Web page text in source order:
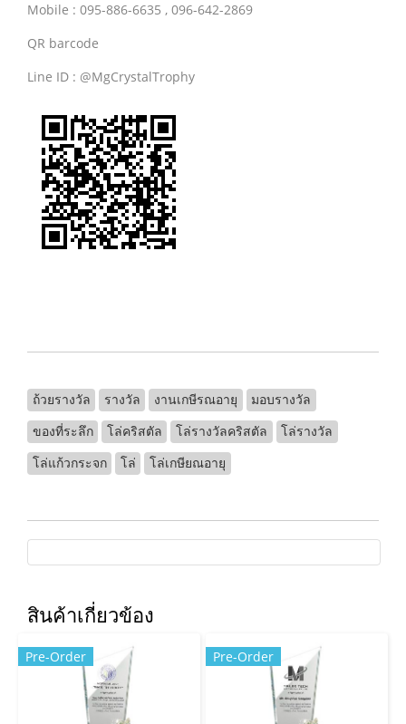
Mobile : 095-886-6635 , 096-642-2869
QR barcode
Line ID : @MgCrystalTrophy
ถ้วยรางวัล รางวัล งานเกษีรณอายุ
มอบรางวัล
ของที่ระลึก
โล่คริสตัล โล่รางวัลคริสตัล
โล่รางวัล
โล่แก้วกระจก
โล่ โล่เกษียณอายุ
สินค้าเกี่ยวข้อง
Pre-Order Pre-Order